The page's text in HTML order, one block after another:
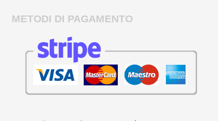
METODI DI PAGAMENTO